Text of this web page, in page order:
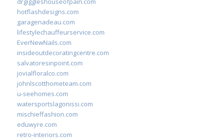
hotflashdesigns.com
garagenadeau.com
lifestylechauffeurservice.com
EverNewNails.com
insideoutdecoratingcentre.com
salvatoresinpoint.com
jovialfloralco.com
johnlscotthometeam.com
u-seehomes.com
watersportslagonissi.com
mischieffashion.com
eduwyre.com
retro-interiors.com